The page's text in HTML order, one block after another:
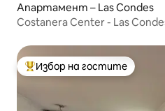
Апартамент – Las Condes
Costanera Center - Las
Най-популярен избор на
Избор на гостите